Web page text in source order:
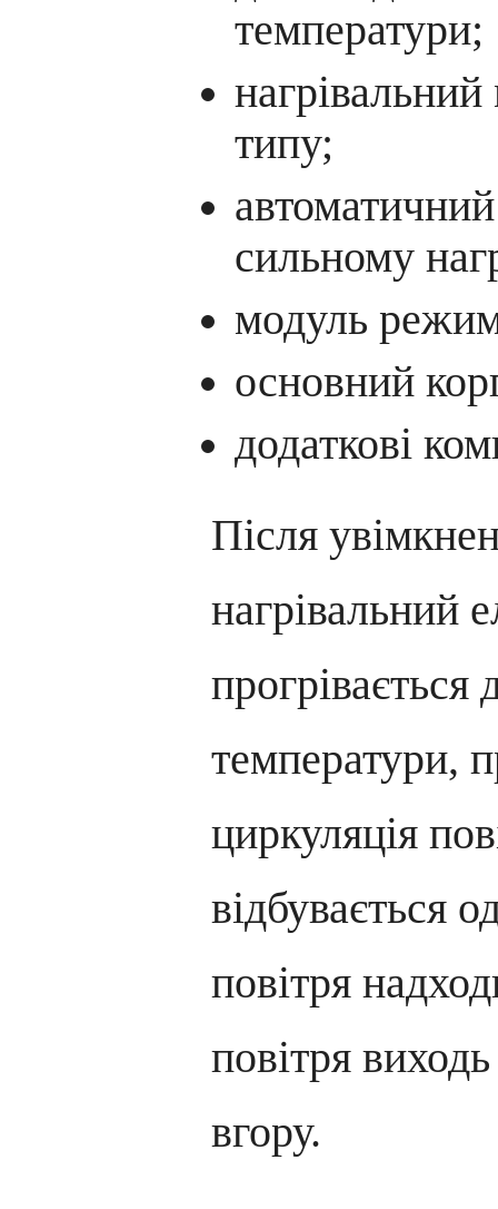
температури;
нагрівальний
типу;
сильному
модуль
основний
додаткові
Після
нагрівальний
прогрівається
температури,
циркуляція
відбувається
повітря
повітря
вгору.